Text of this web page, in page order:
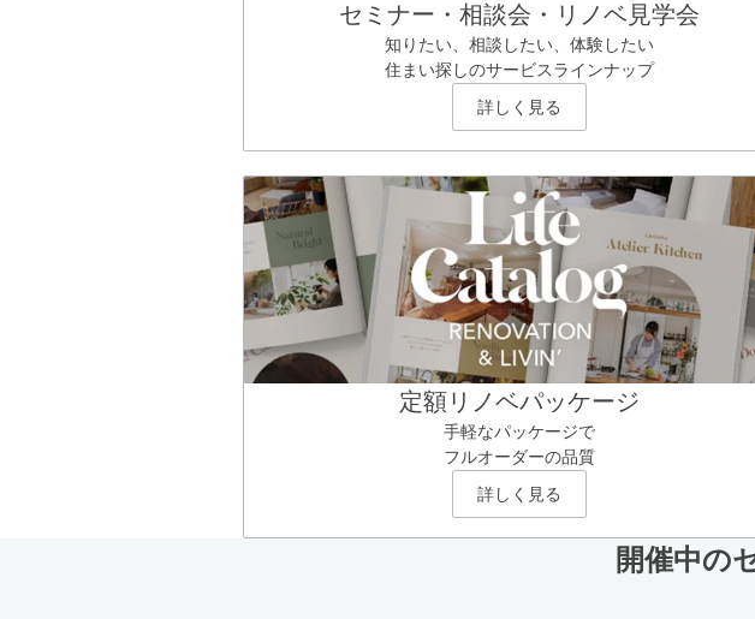
セミナー・相談会・リノベ見学会
知りたい、相談したい、体験したい
住まい探しのサービスラインナップ
詳しく見る
定額リノベパッケージ
手軽なパッケージで
フルオーダーの品質
詳しく見る
開催中の